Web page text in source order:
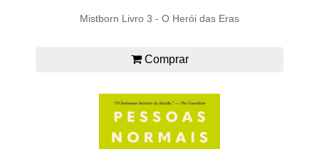
Mistborn Livro 3 - O Herói das Eras
Comprar